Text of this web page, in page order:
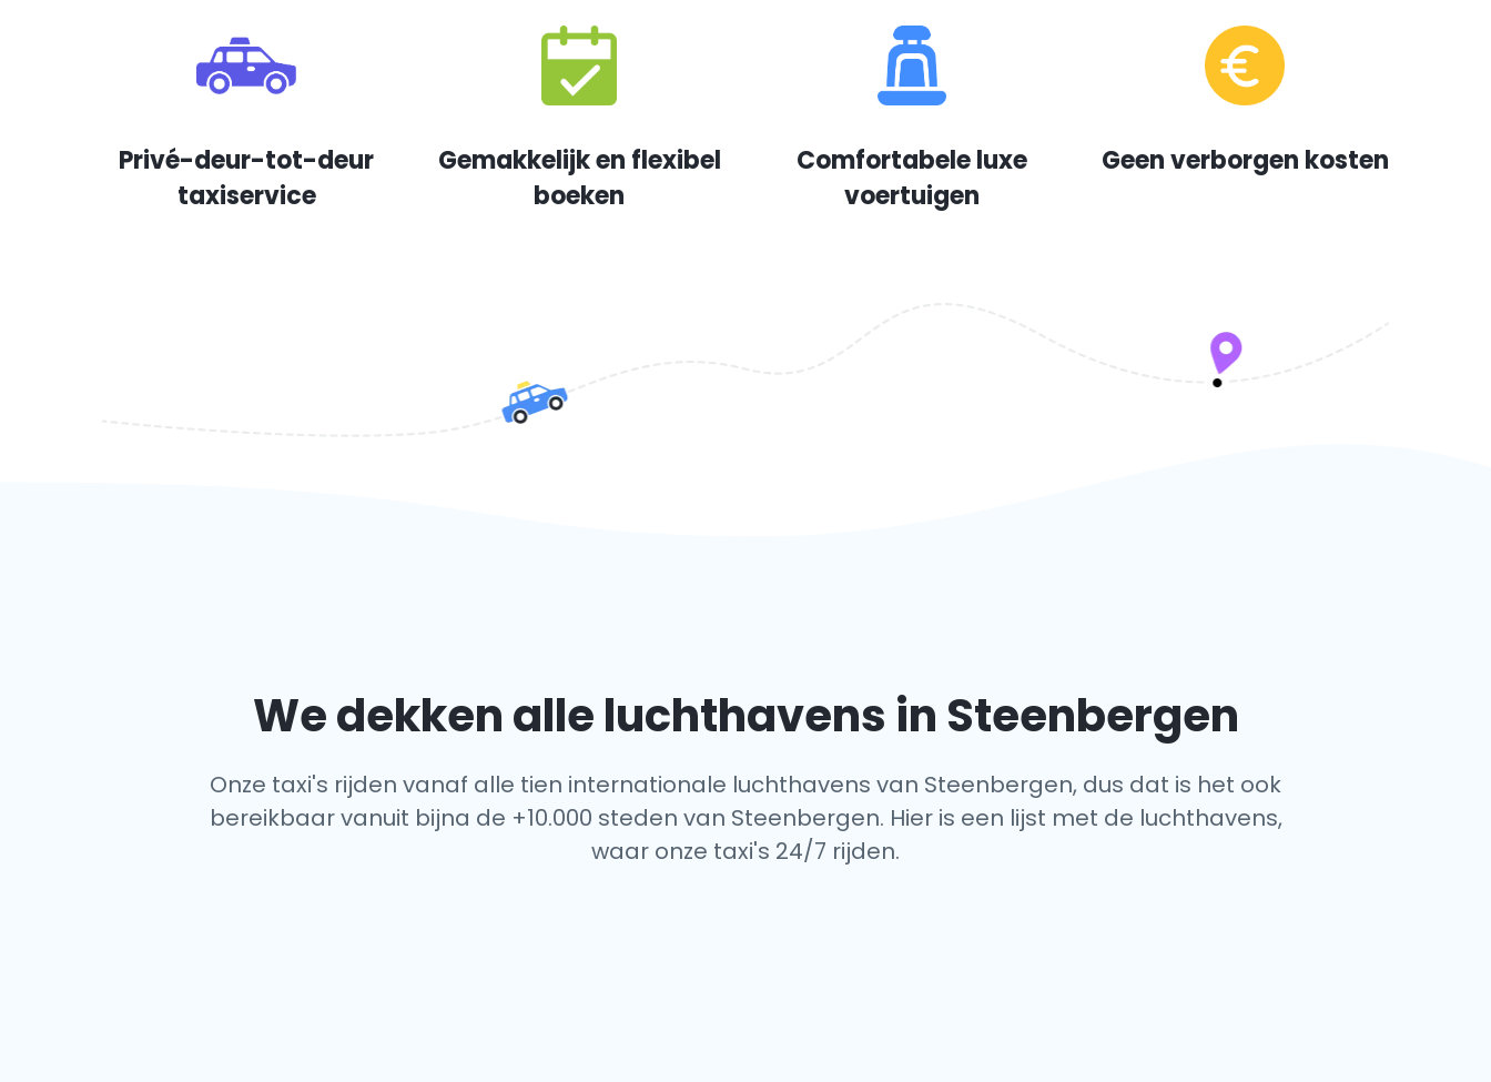
Privé-deur-tot-deur
taxiservice
Gemakkelijk en flexibel
boeken
Comfortabele luxe
voertuigen
Geen verborgen kosten
We dekken alle luchthavens in Steenbergen
Onze taxi's rijden vanaf alle tien internationale luchthavens van Steenbergen, dus dat is het ook
bereikbaar vanuit bijna de +10.000 steden van Steenbergen. Hier is een lijst met de luchthavens,
waar onze taxi's 24/7 rijden.